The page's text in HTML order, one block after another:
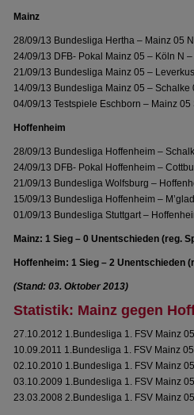
Mainz
28/09/13 Bundesliga Hertha – Mainz 05
24/09/13 DFB- Pokal Mainz 05 – Köln N –
21/09/13 Bundesliga Mainz 05 –
14/09/13 Bundesliga Mainz 05 – Schalke
04/09/13 Testspiele Eschborn – Mainz 05
Hoffenheim
28/09/13 Bundesliga Hoffenheim –
24/09/13 DFB- Pokal Hoffenheim –
21/09/13 Bundesliga Wolfsburg –
15/09/13 Bundesliga Hoffenheim –
01/09/13 Bundesliga Stuttgart –
Mainz: 1 Sieg – 0 Unentschieden (reg.
Hoffenheim: 1 Sieg – 2 Unentschieden
(Stand: 03. Oktober 2013)
Statistik: Mainz gegen
27.10.2012 1.Bundesliga 1. FSV Mainz
10.09.2011 1.Bundesliga 1. FSV Mainz
02.10.2010 1.Bundesliga 1. FSV Mainz
03.10.2009 1.Bundesliga 1. FSV Mainz
23.03.2008 2.Bundesliga 1. FSV Mainz